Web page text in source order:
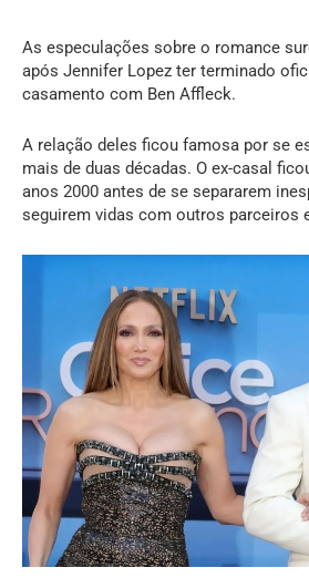
As especulações sobre o romance
após Jennifer Lopez ter terminado
casamento com Ben Affleck.
A relação deles ficou famosa por se
mais de duas décadas. O ex-casal
anos 2000 antes de se separarem
seguirem vidas com outros parceiros